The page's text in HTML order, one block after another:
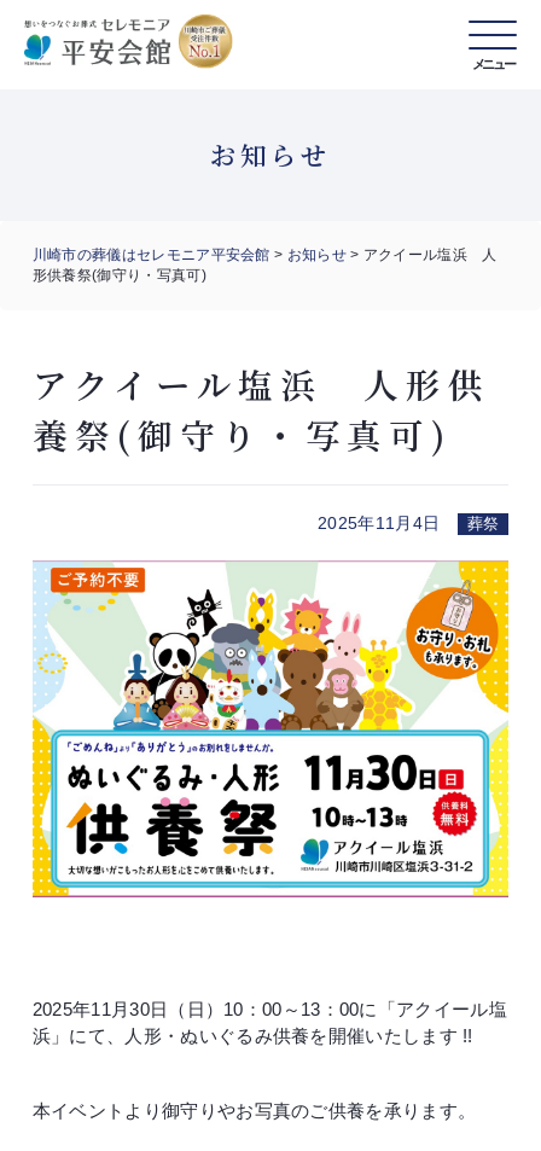
メニュー
お知らせ
川崎市の葬儀はセレモニア平安会館 > お知らせ> アクイール塩浜 人
形供養祭(御守り・写真可)
アクイール塩浜 人形供
養祭(御守り・写真可)
2025年11月4日 葬祭
2025年11月30日（日）10：00～13：00に「アクイール塩
浜」にて、人形・ぬいぐるみ供養を開催いたします !!
本イベントより御守りやお写真のご供養を承ります。